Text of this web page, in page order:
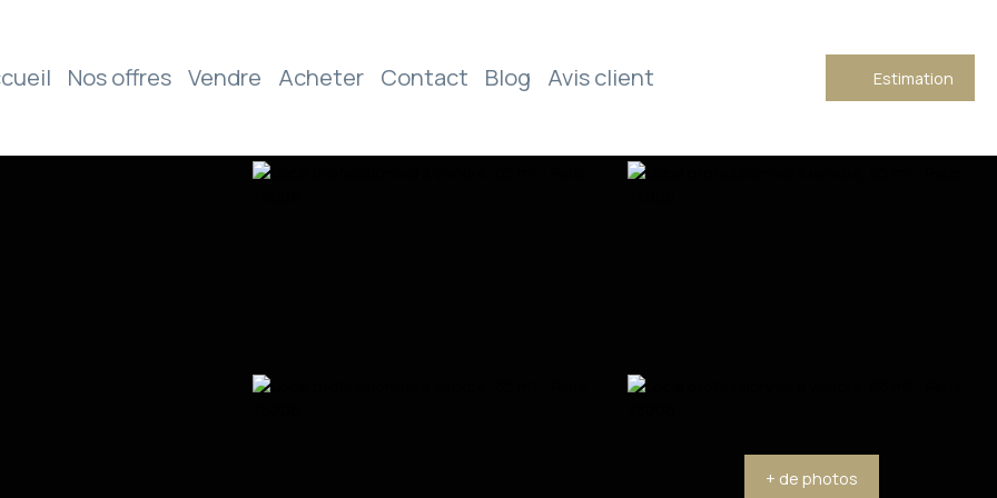
Nos offres Vendre Acheter Contact Blog Avis client Estimation
+ de photos